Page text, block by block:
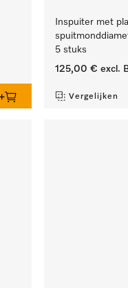
Inspuiter met
5 stuks
125,00 € excl.
Vergelijken